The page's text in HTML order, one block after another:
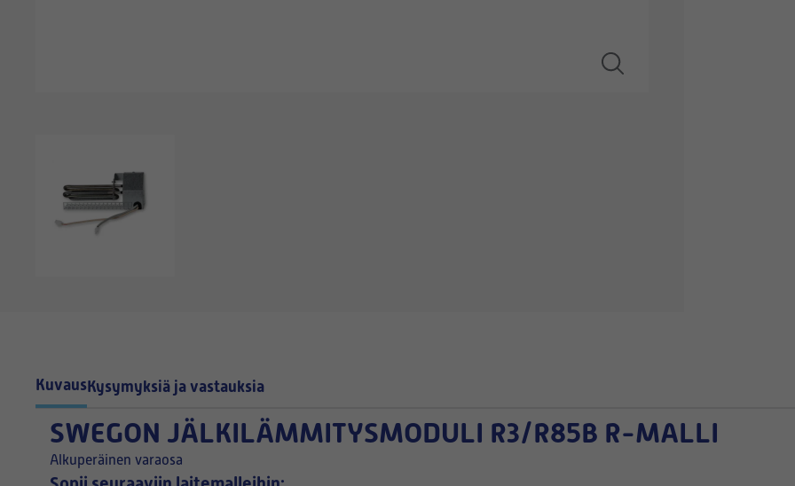
KuvausKysymyksiä ja vastauksia
SWEGON JÄLKILÄMMITYSMODULI R3/R85B R-MALLI
Alkuperäinen varaosa